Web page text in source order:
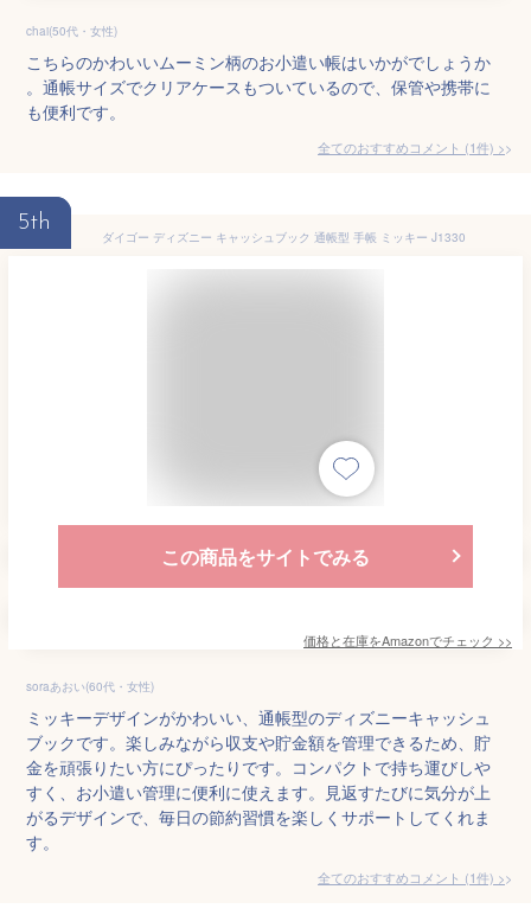
chai(50代・女性)
こちらのかわいいムーミン柄のお小遣い帳はいかがでしょうか
。通帳サイズでクリアケースもついているので、保管や携帯に
も便利です。
全てのおすすめコメント (1件) >
5th
ダイゴー ディズニー キャッシュブック 通帳型 手帳 ミッキー J1330
この商品をサイトでみる
価格と在庫をAmazonでチェック >>
soraあおい(60代・女性)
ミッキーデザインがかわいい、通帳型のディズニーキャッシュ
ブックです。楽しみながら収支や貯金額を管理できるため、貯
金を頑張りたい方にぴったりです。コンパクトで持ち運びしや
すく、お小遣い管理に便利に使えます。見返すたびに気分が上
がるデザインで、毎日の節約習慣を楽しくサポートしてくれま
す。
全てのおすすめコメント (1件) >